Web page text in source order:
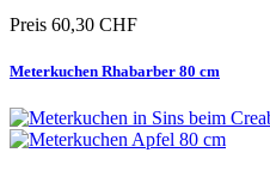
Preis 60,30 CHF
Meterkuchen Rhabarber 80 cm